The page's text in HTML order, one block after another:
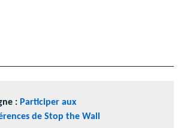
: Participer aux
de Stop the Wall